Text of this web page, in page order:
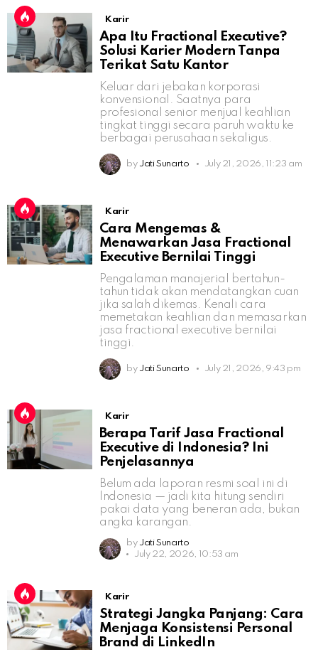
Karir
Apa Itu Fractional Executive?
Solusi Karier Modern Tanpa
Terikat Satu Kantor
Keluar dari jebakan korporasi
konvensional. Saatnya para
profesional senior menjual keahlian
tingkat tinggi secara paruh waktu ke
berbagai perusahaan sekaligus.
by Jati Sunarto July 21, 2026, 11:23 am
Karir
Cara Mengemas &
Menawarkan Jasa Fractional
Executive Bernilai Tinggi
Pengalaman manajerial bertahun-
tahun tidak akan mendatangkan cuan
jika salah dikemas. Kenali cara
memetakan keahlian dan memasarkan
jasa fractional executive bernilai
tinggi.
by Jati Sunarto July 21, 2026, 9:43 pm
Karir
Berapa Tarif Jasa Fractional
Executive di Indonesia? Ini
Penjelasannya
Belum ada laporan resmi soal ini di
Indonesia — jadi kita hitung sendiri
pakai data yang beneran ada, bukan
angka karangan.
by Jati Sunarto
July 22, 2026, 10:53 am
Karir
Strategi Jangka Panjang: Cara
Menjaga Konsistensi Personal
Brand di LinkedIn